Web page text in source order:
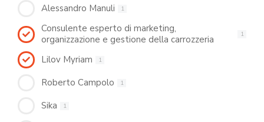
Alessandro Manuli 1
Consulente esperto di marketing,
organizzazione e gestione della carrozzeria
1
Lilov Myriam 1
Roberto Campolo 1
Sika 1